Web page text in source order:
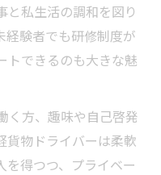
と私生活の調和を図り
経験者でも研修制度が
トできるのも大きな魅
く方、趣味や自己啓発
貨物ドライバーは柔軟
を得つつ、プライベー